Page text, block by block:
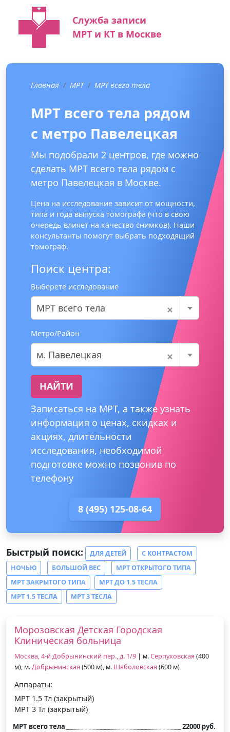
Служба записи
МРТ и КТ в Москве
Главная МРТ МРТ всего тела
МРТ всего тела рядом
с метро Павелецкая
Мы подобрали 2 центров, где можно
сделать МРТ всего тела рядом с
метро Павелецкая в Москве.
Цена на исследование зависит от мощности,
типа и года выпуска томографа (что в свою
очередь влияет на качество снимков). Наши
консультанты помогут выбрать подходящий
томограф.
Поиск центра:
Выберете исследование
×
МРТ всего тела
Метро/Район
×
м. Павелецкая
НАЙТИ
Записаться на МРТ, а также узнать
информация о ценах, скидках и
акциях, длительности
исследования, необходимой
подготовке можно позвонив по
телефону
8 (495) 125-08-64
Быстрый поиск: ДЛЯ ДЕТЕЙ
С КОНТРАСТОМ
НОЧЬЮ
БОЛЬШОЙ ВЕС
МРТ ОТКРЫТОГО ТИПА
МРТ ЗАКРЫТОГО ТИПА
МРТ ДО 1.5 ТЕСЛА
МРТ 1.5 ТЕСЛА
МРТ 3 ТЕСЛА
Морозовская Детская Городская
Клиническая больница
Москва, 4-й Добрынинский пер., д. 1/9 | м.Серпуховская (400
м), м.Добрынинская (500 м), м. Шаболовская (600 м)
Аппараты:
МРТ 1.5 Тл (закрытый)
МРТ 3 Тл (закрытый)
МРТ всего тела 22000 руб.